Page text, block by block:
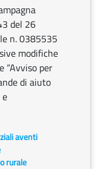
del 26
n. 0385535
modifiche
“Avviso per
di aiuto
aventi
rurale